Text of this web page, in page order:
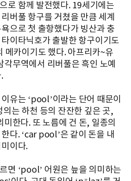
로 함께 발전했다. 19세기에는
버풀 항구를 거쳤을 만큼 세계
으로 첫 출항했다가 빙산과 충
이타닉호가 출발한 항구이기도
메카이기도 했다. 아프리카~유
각무역에서 리버풀은 흑인 노예
유는 ‘pool’이라는 단어 때문이
의는 하천 등의 잔잔한 깊은 곳,
한다. 또 노름에 건 돈, 일종의
다. ‘car pool’은 같이 돈을 내
이다.
면 ‘pool’ 어원은 늪을 의미하는